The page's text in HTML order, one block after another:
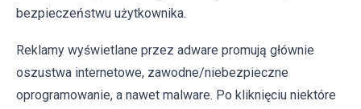
bezpieczeństwu użytkownika.
Reklamy wyświetlane przez adware promują głównie
oszustwa internetowe, zawodne/niebezpieczne
oprogramowanie, a nawet malware. Po kliknięciu niektóre